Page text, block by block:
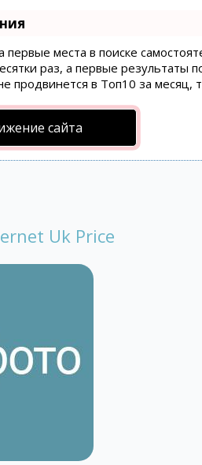
первые места в поиске
раз, а первые результаты
продвинется в Топ10 за месяц,
сайта
Uk Price